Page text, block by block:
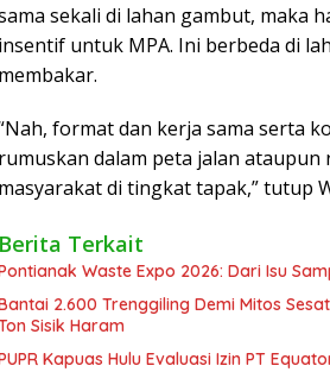
sekali di lahan gambut, maka
insentif untuk MPA. Ini berbeda di
membakar.
format dan kerja sama serta
rumuskan dalam peta jalan
masyarakat di tingkat tapak,” tutup
Berita Terkait
Waste Expo 2026: Dari Isu
2.600 Trenggiling Demi Mitos
Sisik Haram
Kapuas Hulu Evaluasi Izin PT